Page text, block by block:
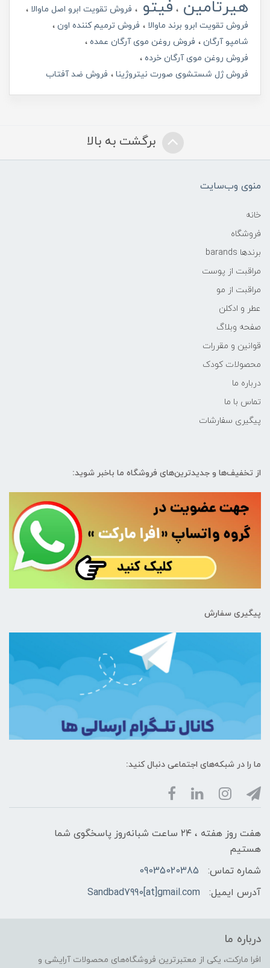
هیرتامین فیتو
فروش تقویت ابرو اصل ماوالا
فروش تقویت ابرو برند ماوالا
فروش ترمیم کننده اون
شامپو آرگان
فروش روغن موی آرگان عمده
فروش روغن موی آرگان خرده
فروش ژل شستشوی صورت نیتروژینا
فروش ضد آفتاب
برگشت به بالا
منوی وب‌سایت
خانه
فروشگاه
برندها barands
مراقبت از پوست
مراقبت از مو
عطر و ادکلن
صفحه وبلاگ
قوانین و مقررات
محصولات کودک
درباره ما
تماس با ما
پیگیری سفارشات
از تخفیف‌ها و جدیدترین‌های فروشگاه ما باخبر شوید:
پیگیری سفارش
ما را در شبکه‌های اجتماعی دنبال کنید:
هفت روز هفته ، ۲۴ ساعت شبانه‌روز پاسخگوی شما
هستیم
شماره تماس:
09035020385
آدرس ایمیل:
Sandbad7990[at]gmail.com
درباره ما
افرا مارکت، یکی از معتبرترین فروشگاه‌های محصولات آرایشی و